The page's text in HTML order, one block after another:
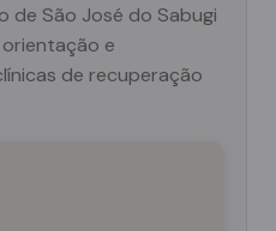
de São José do Sabugi
e
de recuperação